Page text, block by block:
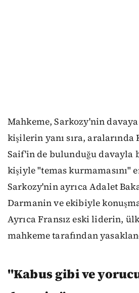
Mahkeme, Sarkozy'nin
kişilerin yanı sıra,
Saif'in de bulunduğu davayla
kişiyle "temas kurmamasını"
Sarkozy'nin ayrıca Adalet
Darmanin ve ekibiyle
Ayrıca Fransız eski liderin,
mahkeme tarafından
"Kabus gibi ve